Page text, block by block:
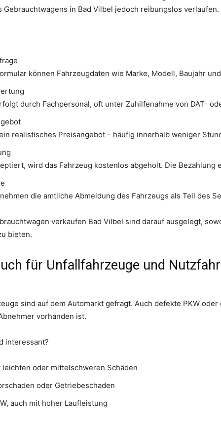
Gebrauchtwagens in Bad Vilbel jedoch reibungslos verlaufen.
können Fahrzeugdaten wie Marke, Modell, Baujahr
durch Fachpersonal, oft unter Zuhilfenahme von DAT-
realistisches Preisangebot – häufig innerhalb weniger
wird das Fahrzeug kostenlos abgeholt. Die
die amtliche Abmeldung des Fahrzeugs als Teil des
verkaufen Bad Vilbel sind darauf ausgelegt,
bieten.
für Unfallfahrzeuge und
sind auf dem Automarkt gefragt. Auch defekte PKW
vorhanden ist.
interessant?
oder mittelschweren Schäden
oder Getriebeschaden
auch mit hoher Laufleistung